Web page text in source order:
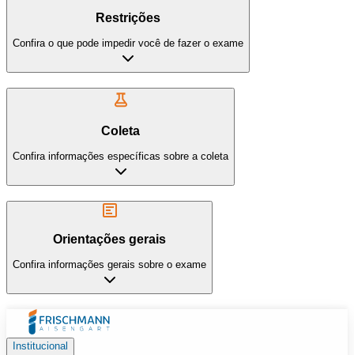
Restrições
Confira o que pode impedir você de fazer o exame
Coleta
Confira informações específicas sobre a coleta
Orientações gerais
Confira informações gerais sobre o exame
Institucional